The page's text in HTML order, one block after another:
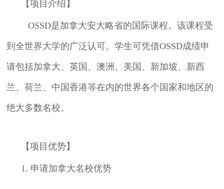
【项目介绍】
OSSD是加拿大安大略省的国际课程。该课程受
到全世界大学的广泛认可。学生可凭借OSSD成绩申
请包括加拿大、英国、澳洲、美国、新加坡、新西
兰、荷兰、中国香港等在内的世界各个国家和地区的
绝大多数名校。
【项目优势】
1. 申请加拿大名校优势